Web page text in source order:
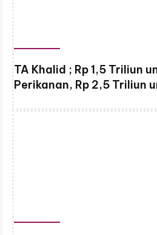
TA Khalid ; Rp 1,5 Triliun
Perikanan, Rp 2,5 Triliun